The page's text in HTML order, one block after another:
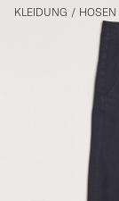
KLEIDUNG / HOSEN